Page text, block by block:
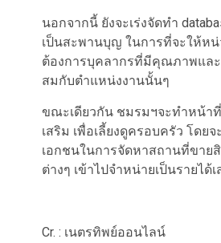
นอกจากนี้ ยังจะเร่งจัดทำ
เป็นสะพานบุญ ในการที่จะให้ห
ต้องการบุคลากรที่มีคุณภาพและ
สมกับตำแหน่งงานนั้นๆ
ขณะเดียวกัน ชมรมฯจะทำหน้า
เสริม เพื่อเลี้ยงดูครอบครัว โด
เอกชนในการจัดหาสถานที่ขา
ต่างๆ เข้าไปจำหน่ายเป็นรายได้
Cr. : เนตรทิพย์ออนไลน์